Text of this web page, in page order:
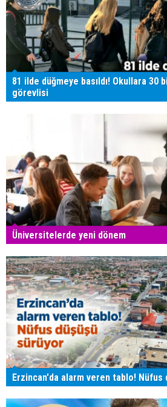
81 ilde düğmeye basıldı! Okullara 30
görevlisi
Üniversitelerde yeni dönem
Erzincan'da alarm veren tablo! Nüfus